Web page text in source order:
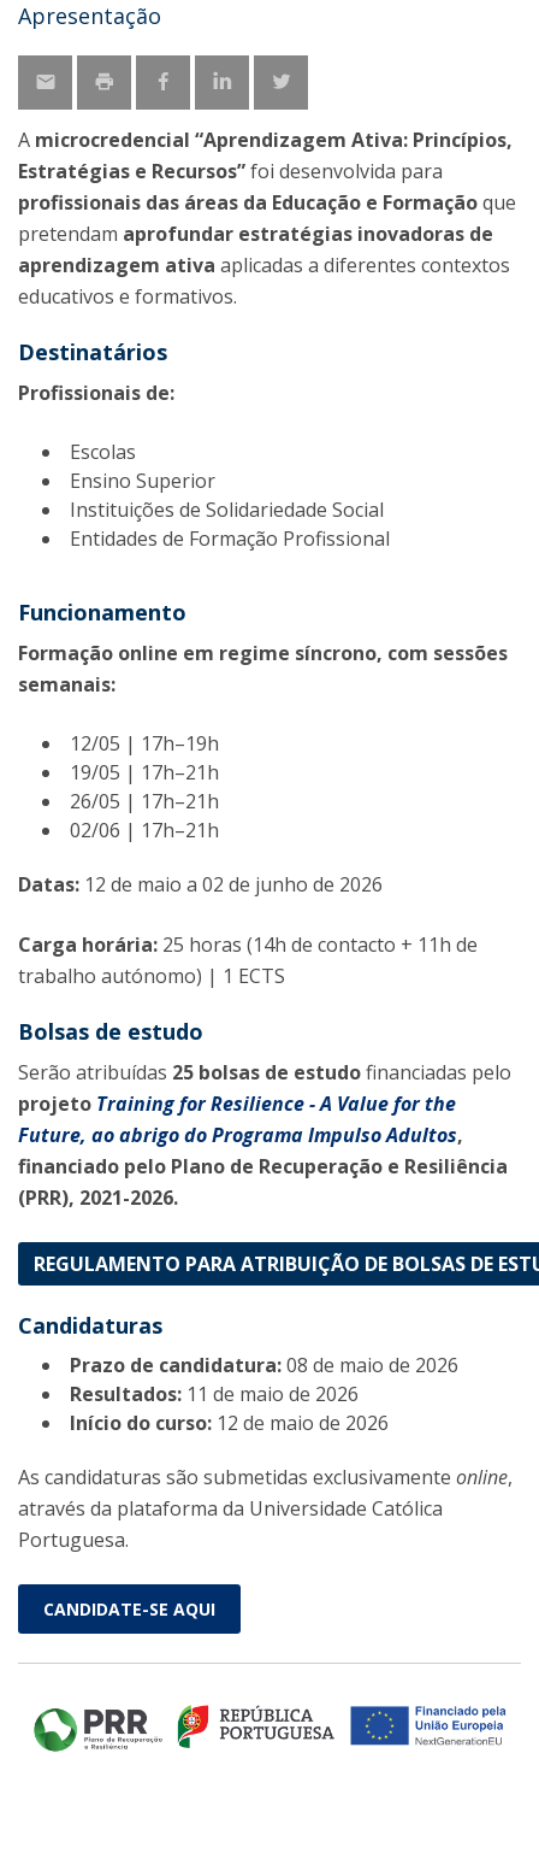
Apresentação
A microcredencial “Aprendizagem Ativa: Princípios,
Estratégias e Recursos”foi desenvolvida para
profissionais das áreas da Educação e Formaçãoque
pretendam aprofundar estratégias inovadoras de
aprendizagem ativa aplicadas a diferentes contextos
educativos e formativos.
Destinatários
Profissionais de:
Escolas
Ensino Superior
Instituições de Solidariedade Social
Entidades de Formação Profissional
Funcionamento
Formação online em regime síncrono, com sessões
semanais:
12/05 | 17h–19h
19/05 | 17h–21h
26/05 | 17h–21h
02/06 | 17h–21h
Datas: 12 de maio a 02 de junho de 2026
Carga horária: 25 horas (14h de contacto + 11h de
trabalho autónomo) | 1 ECTS
Bolsas de estudo
Serão atribuídas 25 bolsas de estudofinanciadas pelo
projeto Training for Resilience - A Value for the
Future, ao abrigo do Programa Impulso Adultos,
financiado pelo Plano de Recuperação e Resiliência
(PRR), 2021-2026.
REGULAMENTO PARA ATRIBUIÇÃO DE BOLSAS DE
Candidaturas
Prazo de candidatura:08 de maio de 2026
Resultados: 11 de maio de 2026
Início do curso: 12 de maio de 2026
As candidaturas são submetidas exclusivamente online,
através da plataforma da Universidade Católica
Portuguesa.
CANDIDATE-SE AQUI